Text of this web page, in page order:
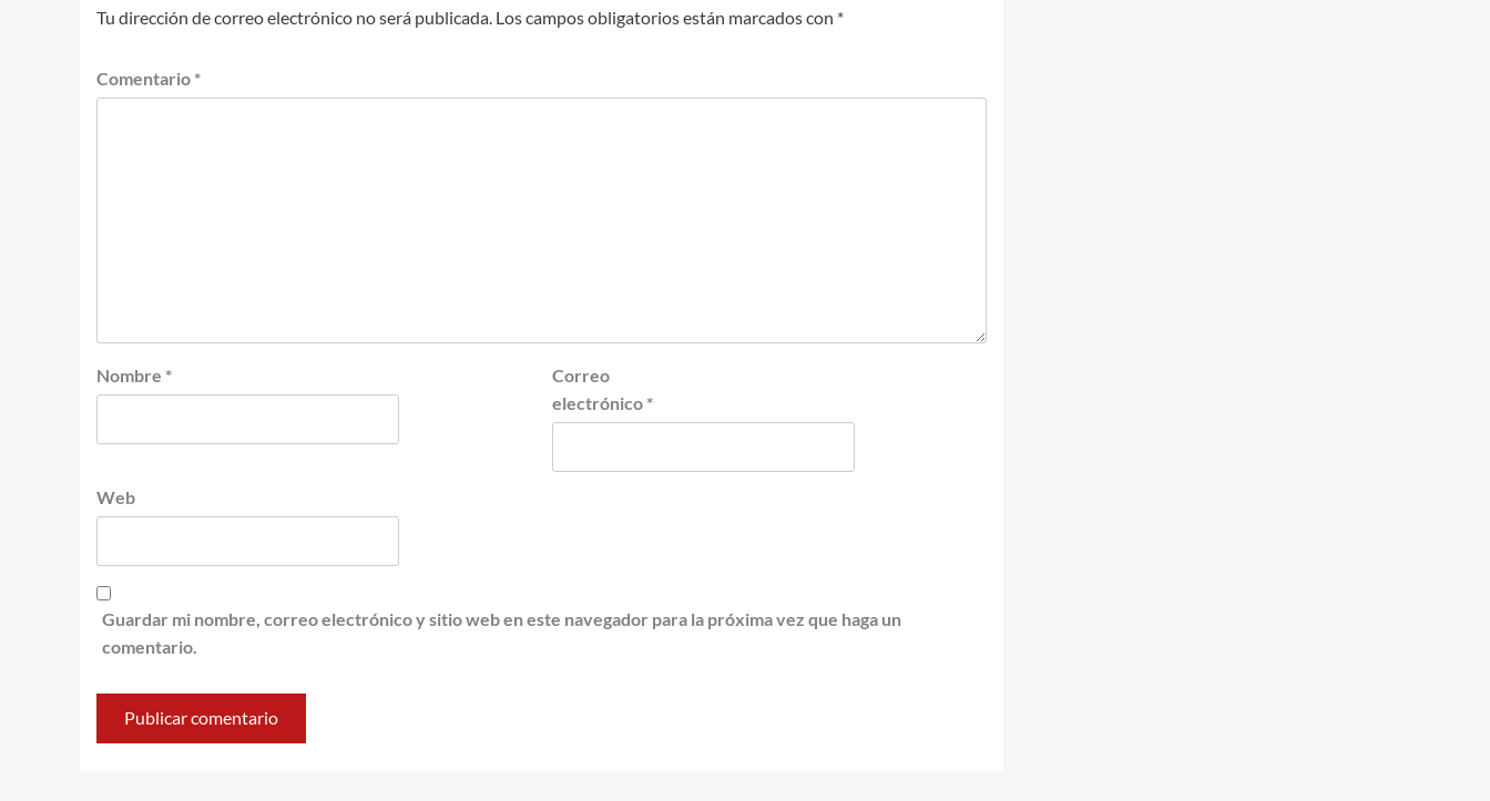
Tu dirección de correo electrónico no será publicada. Los campos obligatorios están marcados con *
Comentario *
Nombre *
Correo
electrónico *
Web
Guardar mi nombre, correo electrónico y sitio web en este navegador para la próxima vez que haga un
comentario.